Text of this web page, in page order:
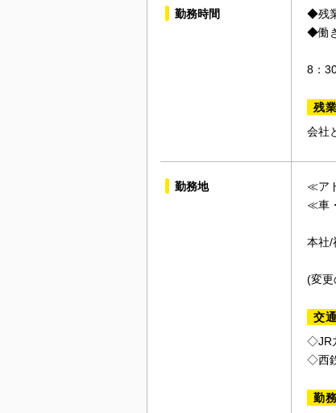
勤務時間
◆残
◆働
8：
残
会社
勤務地
≪ア
≪車
本社
(変更
交
◇JR
◇西
勤